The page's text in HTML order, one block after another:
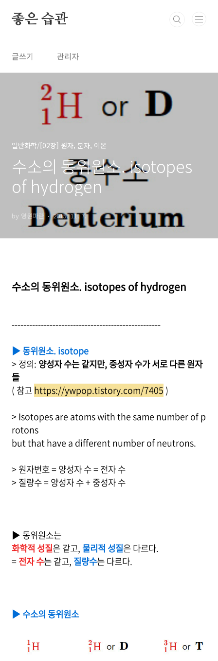
좋은 습관
글쓰기 관리자
일반화학/[02장] 원자, 분자, 이온
수소의 동위원소. isotopes
of hydrogen
by 영원파란 2015. 11. 7.
수소의 동위원소. isotopes of hydrogen
---------------------------------------------------
▶ 동위원소. isotope
> 정의: 양성자 수는 같지만, 중성자 수가 서로 다른 원자
들
( 참고https://ywpop.tistory.com/7405 )
> Isotopes are atoms with the same number of p
rotons
but that have a different number of neutrons.
> 원자번호 = 양성자 수 = 전자 수
> 질량수 = 양성자 수 + 중성자 수
▶ 동위원소는
화학적 성질은 같고, 물리적 성질은 다르다.
=전자 수는 같고, 질량수는 다르다.
▶ 수소의 동위원소